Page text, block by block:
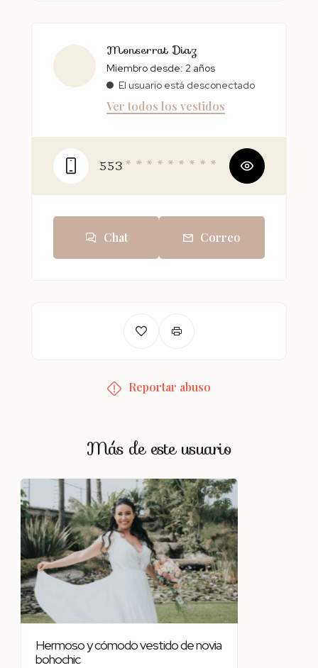
Monserrat Diaz
Miembro desde: 2 años
El usuario está desconectado
Ver todos los vestidos
553 * * * * * * * * *
Chat Correo
Reportar abuso
Más de este usuario
Hermoso y cómodo vestido de novia
bohochic